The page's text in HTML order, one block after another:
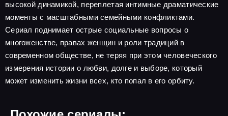
высокой динамикой, переплетая интимные драматические
моменты с масштабными семейными конфликтами.
Сериал поднимает острые социальные вопросы о
многоженстве, правах женщин и роли традиций в
современном обществе, не теряя при этом человеческого
измерения истории о любви, долге и выборе, который
может изменить жизни всех, кто попал в его орбиту.